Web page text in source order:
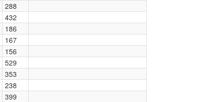
288
432
186
167
156
529
353
238
399